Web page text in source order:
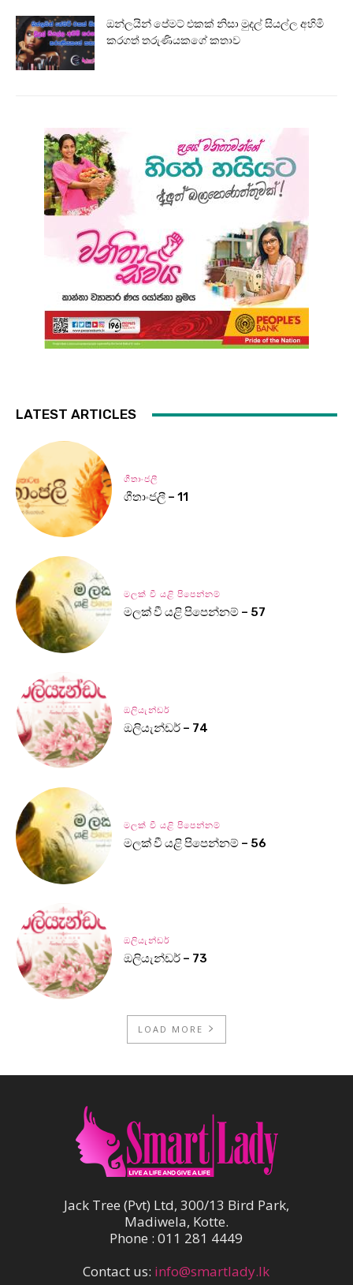
ඔන්ලයින් පේමට් එකක් නිසා මුදල් සියල්ල අහිමි
කරගත් තරුණියකගේ කතාව
LATEST ARTICLES
ගීතාංජලී
ගීතාංජලී – 11
මලක් වී යළි පිපෙන්නම්
මලක් වී යළි පිපෙන්නම් – 57
ඔලියැන්ඩර්
ඔලියැන්ඩර් – 74
මලක් වී යළි පිපෙන්නම්
මලක් වී යළි පිපෙන්නම් – 56
ඔලියැන්ඩර්
ඔලියැන්ඩර් – 73
LOAD MORE
Jack Tree (Pvt) Ltd, 300/13 Bird Park,
Madiwela, Kotte.
Phone : 011 281 4449
Contact us: info@smartlady.lk